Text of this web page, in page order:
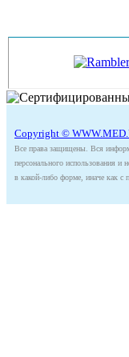
Copyright ©
Все права защищены. Вся
персонального использования и
в какой-либо форме, иначе как с